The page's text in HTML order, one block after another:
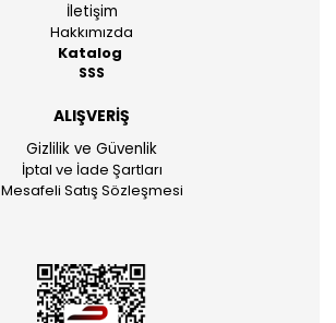
İletişim
Hakkımızda
Katalog
SSS
ALIŞVERİŞ
Gizlilik ve Güvenlik
İptal ve İade Şartları
Mesafeli Satış Sözleşmesi